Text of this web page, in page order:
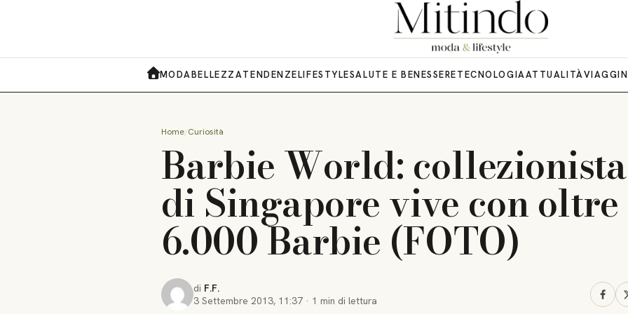
MODABELLEZZATENDENZELIFESTYLESALUTE E BENESSERETECNOLOGIAATTUALITÀVIAGGI
Home Curiosità
Barbie World: collezionista
di Singapore vive con oltre
6.000 Barbie (FOTO)
di F.F.
3 Settembre 2013, 11:37 · 1 min di lettura